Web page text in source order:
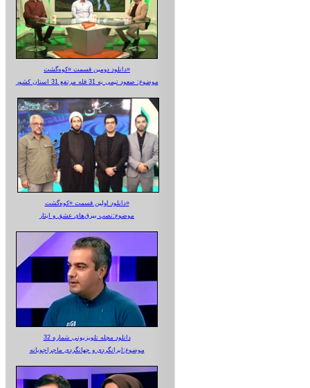
دانلود دومین قسمت «کوه‌گشت»
موضوع: صعود تیمی به 31 قله مرتفع 31 استان کشور
دانلود اولین قسمت «کوه‌گشت»
موضوع:نصب بیرق‌های عشق و ایثار
دانلود مجله تلویزیونی شماره 32
موضوع:ایرانگردی و جهانگردی ماجراجویانه